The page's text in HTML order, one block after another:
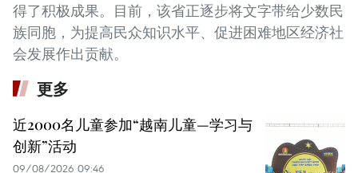
得了积极成果。目前，该省正逐步将文字带给少数民
族同胞，为提高民众知识水平、促进困难地区经济社
会发展作出贡献。
更多
近2000名儿童参加“越南儿童—学习与
创新”活动
09/08/2026 09:46